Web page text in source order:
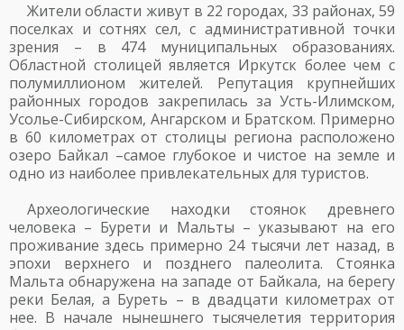
Жители области живут в 22 городах, 33 районах, 59
поселках и сотнях сел, с административной точки
зрения – в 474 муниципальных образованиях.
Областной столицей является Иркутск более чем с
полумиллионом жителей. Репутация крупнейших
районных городов закрепилась за Усть-Илимском,
Усолье-Сибирском, Ангарском и Братском. Примерно
в 60 километрах от столицы региона расположено
озеро Байкал –самое глубокое и чистое на земле и
одно из наиболее привлекательных для туристов.
Археологические находки стоянок древнего
человека – Бурети и Мальты – указывают на его
проживание здесь примерно 24 тысячи лет назад, в
эпохи верхнего и позднего палеолита. Стоянка
Мальта обнаружена на западе от Байкала, на берегу
реки Белая, а Буреть – в двадцати километрах от
нее. В начале нынешнего тысячелетия территория